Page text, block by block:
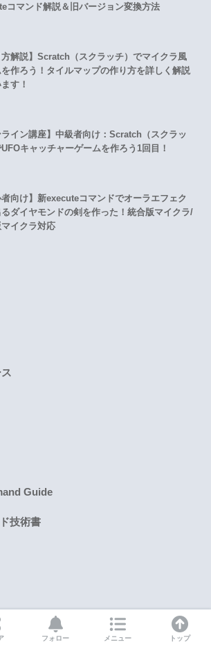
コマンド解説＆旧バージョン変換方法
方解説】Scratch（スクラッチ）でマイクラ風
作ろう！タイルマップの作り方を詳しく解説
す！
ライン講座】中級者向け：Scratch（スクラッ
キャッチャーゲームを作ろう1回目！
者向け】新executeコマンドでオーラエフェク
るダイヤモンドの剣を作った！統合版マイクラ/
イクラ対応
Guide
技術書
フォロー メニュー トップ